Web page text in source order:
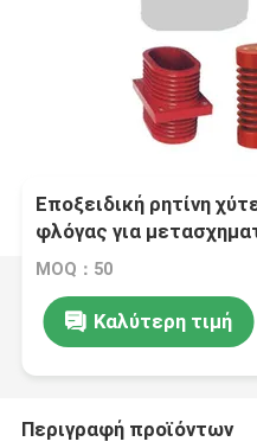
Εποξειδική ρητίνη
φλόγας για
τάσης
MOQ：50
Καλύτερη τιμή
Περιγραφή προϊόντων